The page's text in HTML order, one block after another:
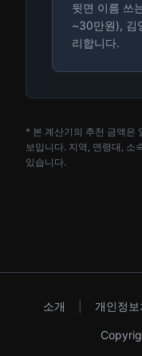
뒷면 이름 쓰
~30만원), 김
리합니다.
* 본 계산기의 추천 금액은
보입니다. 지역, 연령대, 소
있습니다.
소개 개인정